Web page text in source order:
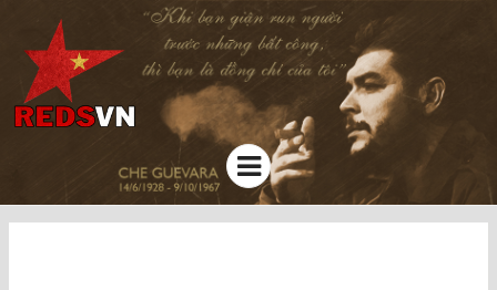
Kênh chia sẻ tri thức cộng đồng
Menu